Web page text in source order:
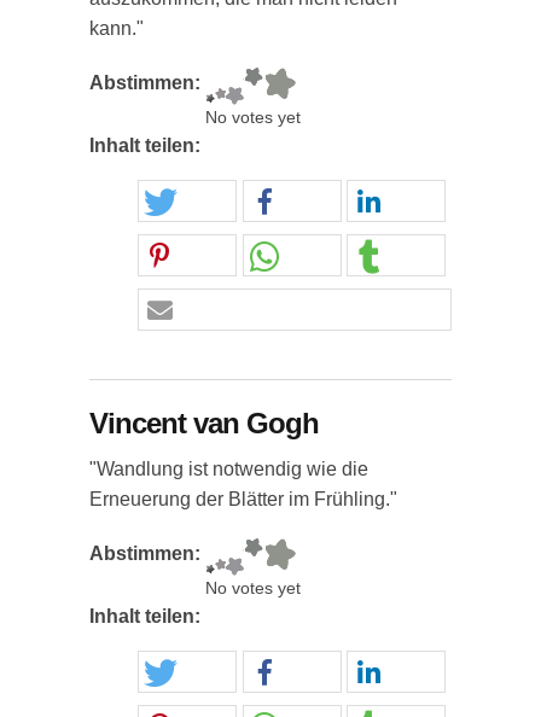
kann."
Abstimmen:
No votes yet
Inhalt teilen:
Vincent van Gogh
"Wandlung ist notwendig wie die
Erneuerung der Blätter im Frühling."
Abstimmen:
No votes yet
Inhalt teilen: